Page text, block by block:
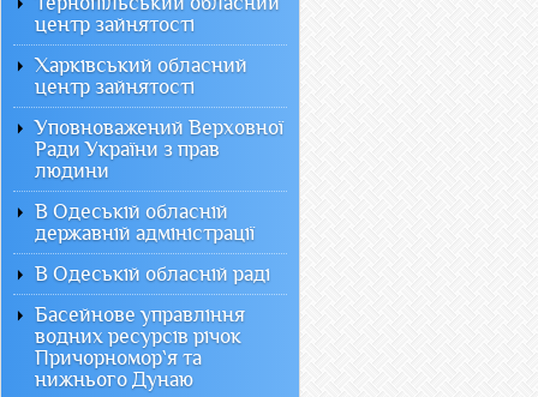
центр зайнятості
Харківський обласний
центр зайнятості
Уповноважений Верховної
Ради України з прав
людини
В Одеській обласній
державній адміністрації
В Одеській обласній раді
Басейнове управління
водних ресурсів річок
Причорномор`я та
нижнього Дунаю